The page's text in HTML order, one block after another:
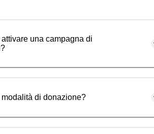
una campagna di
di donazione?